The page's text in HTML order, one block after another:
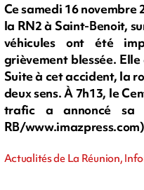
Ce samedi 16 novembre
la RN2 à Saint-Benoit,
véhicules ont été
grièvement blessée.
Suite à cet accident, la
deux sens. À 7h13, le
trafic a annoncé sa
RB/www.imazpress.com)
Actualités de La Réunion,